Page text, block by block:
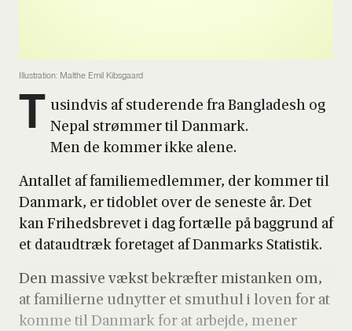
Illustration: Malthe Emil Kibsgaard
T
usind­vis af stu­de­ren­de fra Bang­la­desh og
Nepal strøm­mer til Dan­mark.
Men de kom­mer ikke ale­ne.
Antal­let af fami­lie­med­lem­mer, der kom­mer til
Dan­mark, er tidoblet over de sene­ste år. Det
kan Fri­heds­bre­vet i dag for­tæl­le på bag­grund af
et data­ud­træk fore­ta­get af Dan­marks Sta­ti­stik.
Den mas­si­ve vækst bekræf­ter mistan­ken om,
at fami­li­er­ne udnyt­ter et smut­hul i loven for at
kom­me til Dan­mark for at arbej­de, mener